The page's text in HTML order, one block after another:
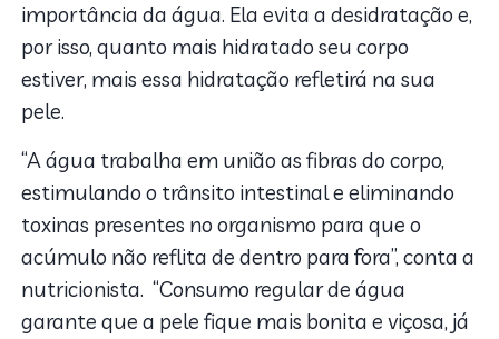
importância da água. Ela evita a desidratação e,
por isso, quanto mais hidratado seu corpo
estiver, mais essa hidratação refletirá na sua
pele.
“A água trabalha em união as fibras do corpo,
estimulando o trânsito intestinal e eliminando
toxinas presentes no organismo para que o
acúmulo não reflita de dentro para fora”, conta a
nutricionista. “Consumo regular de água
garante que a pele fique mais bonita e viçosa, já